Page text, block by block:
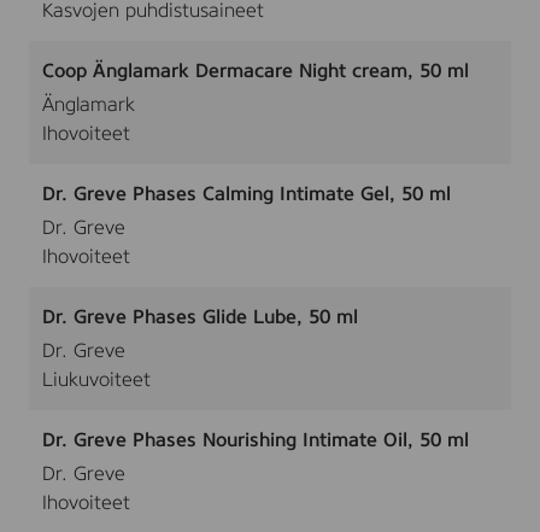
Kasvojen puhdistusaineet
Coop Änglamark Dermacare Night cream, 50 ml
Änglamark
Ihovoiteet
Dr. Greve Phases Calming Intimate Gel, 50 ml
Dr. Greve
Ihovoiteet
Dr. Greve Phases Glide Lube, 50 ml
Dr. Greve
Liukuvoiteet
Dr. Greve Phases Nourishing Intimate Oil, 50 ml
Dr. Greve
Ihovoiteet